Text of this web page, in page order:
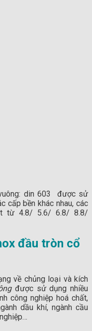
din 603 được sử
cấp bền khác nhau, các
từ 4.8/ 5.6/ 6.8/ 8.8/
đầu tròn cổ
về chủng loại và kích
được sử dụng nhiều
công nghiệp hoá chất,
dầu khí, ngành cầu